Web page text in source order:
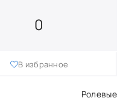
Ролевые
0
В избранное